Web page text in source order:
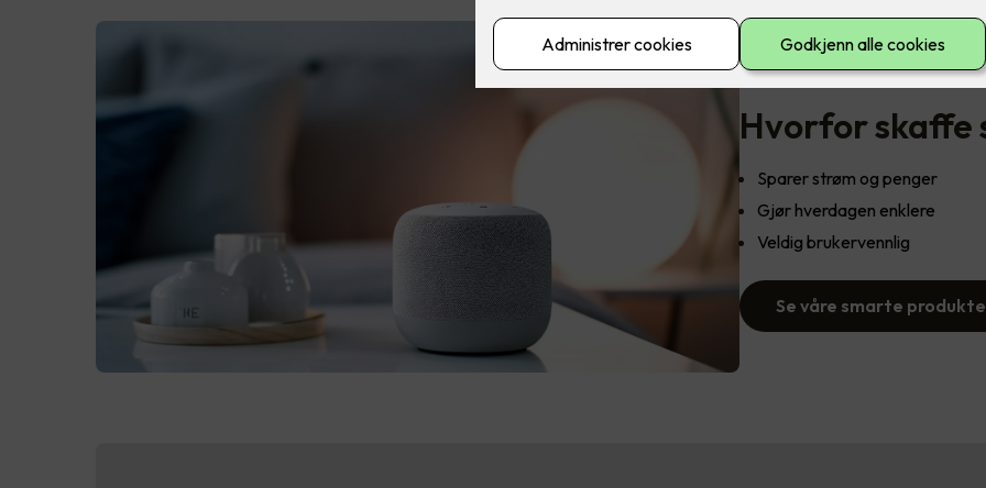
Spar strøm, spar miljøet,
Hvorfor skaffe
Sparer strøm og penger
Gjør hverdagen enklere
Veldig brukervennlig
Se våre smarte